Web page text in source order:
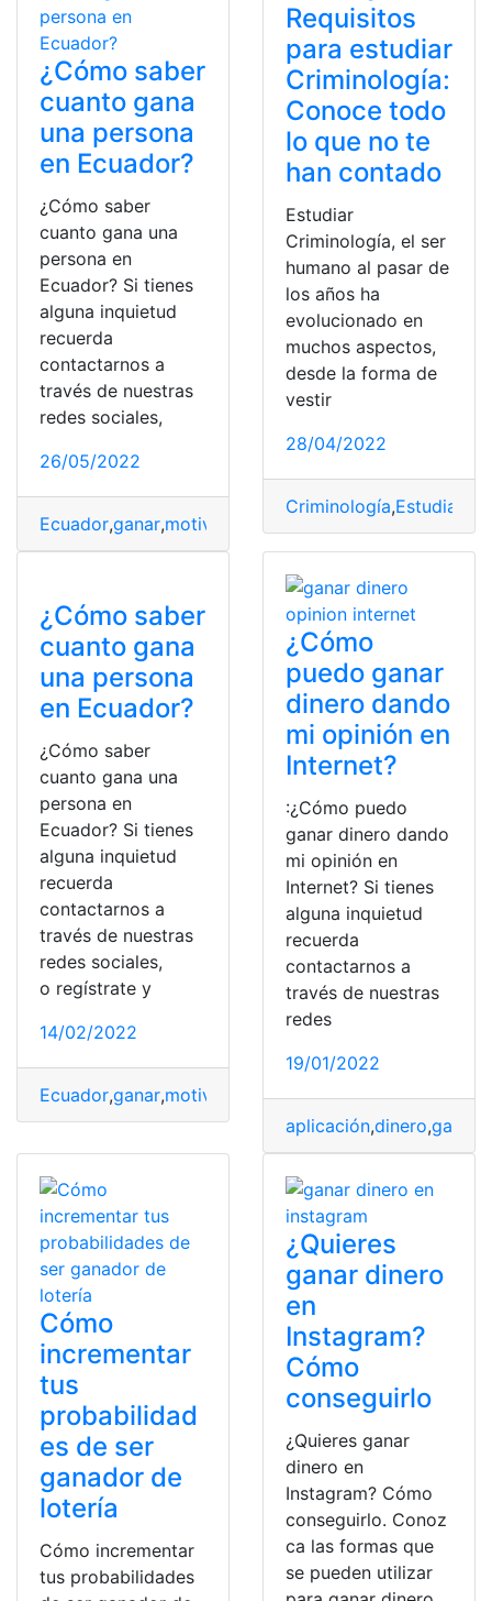
¿Cómo saber
cuanto gana
una persona
en Ecuador?
¿Cómo saber
cuanto gana una
persona en
Ecuador? Si tienes
alguna inquietud
recuerda
contactarnos a
través de nuestras
redes sociales,
26/05/2022
Ecuador,ganar,motivos
Requisitos
para estudiar
Criminología:
Conoce todo
lo que no te
han contado
Estudiar
Criminología, el ser
humano al pasar de
los años ha
evolucionado en
muchos aspectos,
desde la forma de
vestir
28/04/2022
Criminología,Estudiar
¿Cómo saber
cuanto gana
una persona
en Ecuador?
¿Cómo saber
cuanto gana una
persona en
Ecuador? Si tienes
alguna inquietud
recuerda
contactarnos a
través de nuestras
redes sociales,
o regístrate y
14/02/2022
Ecuador,ganar,motivos Personas
¿Cómo
puedo ganar
dinero dando
mi opinión en
Internet?
:¿Cómo puedo
ganar dinero dando
mi opinión en
Internet? Si tienes
alguna inquietud
recuerda
contactarnos a
través de nuestras
redes
19/01/2022
aplicación,dinero,ganar
Cómo
incrementar
tus
probabilidad
es de ser
ganador de
lotería
Cómo incrementar
tus probabilidades
¿Quieres
ganar dinero
en
Instagram?
Cómo
conseguirlo
¿Quieres ganar
dinero en
Instagram? Cómo
conseguirlo. Conoz
ca las formas que
se pueden utilizar